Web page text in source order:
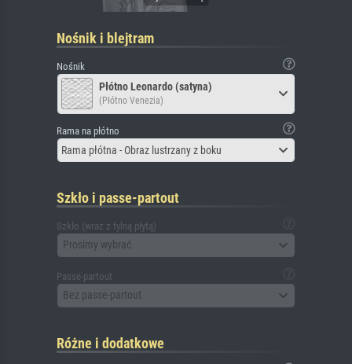
Nośnik i blejtram
Nośnik
Płótno Leonardo (satyna)
(Płótno Venezia)
Rama na płótno
Rama płótna - Obraz lustrzany z boku
Szkło i passe-partout
Szkło (wraz z tylną płytą)
Prosimy wybrać
Passe-partout
Bez passe-partout
Różne i dodatkowe